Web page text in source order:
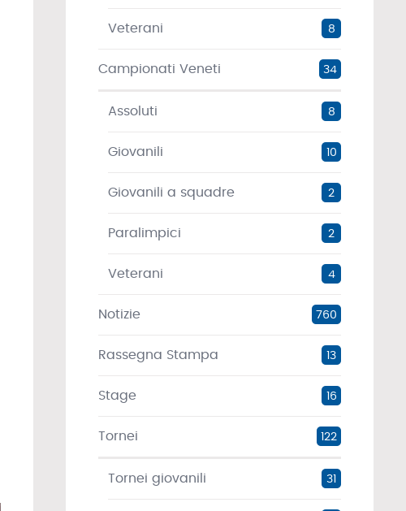
Veterani 8
Campionati Veneti 34
Assoluti 8
Giovanili 10
Giovanili a squadre 2
Paralimpici 2
Veterani 4
Notizie 760
Rassegna Stampa 13
Stage 16
Tornei 122
Tornei giovanili 31